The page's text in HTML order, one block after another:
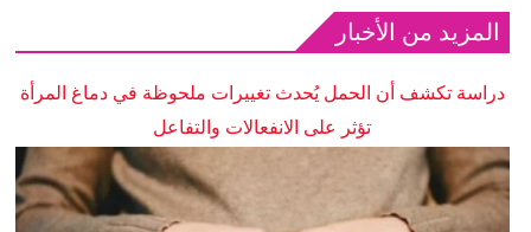
المزيد من الأخبار
دراسة تكشف أن الحمل يُحدث تغييرات ملحوظة في دماغ المرأة
تؤثر على الانفعالات والتفاعل